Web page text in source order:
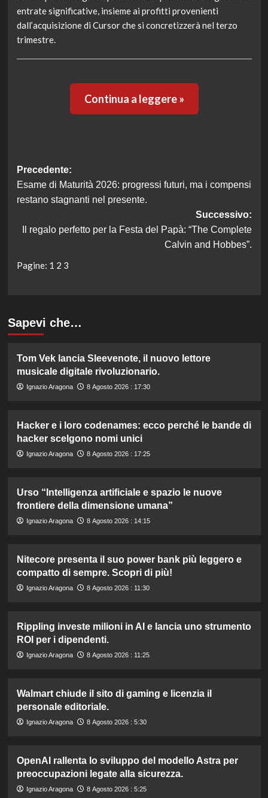
entrate significative, insieme ai profitti provenienti
dall’acquisizione di Cursor che si concretizzerà nel terzo
trimestre.
Continua a leggere »
Navigazione
articolo
Precedente:
Esame di Maturità 2026: progressi futuri, ma i compensi
restano stagnanti nel presente.
Successivo:
Il regalo perfetto per la Festa del Papà: “The Complete
Calvin and Hobbes”.
Pagine: 1 2 3
Sapevi che…
Tom Vek lancia Sleevenote, il nuovo lettore
musicale digitale rivoluzionario.
Ignazio Aragona 8 Agosto 2026 : 17:30
Hacker e i loro codenames: ecco perché le bande di
hacker scelgono nomi unici
Ignazio Aragona 8 Agosto 2026 : 17:25
Urso “Intelligenza artificiale e spazio le nuove
frontiere della dimensione umana”
Ignazio Aragona 8 Agosto 2026 : 14:15
Nitecore presenta il suo power bank più leggero e
compatto di sempre. Scopri di più!
Ignazio Aragona 8 Agosto 2026 : 11:30
Rippling investe milioni in AI e lancia uno strumento
ROI per i dipendenti.
Ignazio Aragona 8 Agosto 2026 : 11:25
Walmart chiude il sito di gaming e licenzia il
personale editoriale.
Ignazio Aragona 8 Agosto 2026 : 5:30
OpenAI rallenta lo sviluppo del modello Astra per
preoccupazioni legate alla sicurezza.
Ignazio Aragona 8 Agosto 2026 : 5:25